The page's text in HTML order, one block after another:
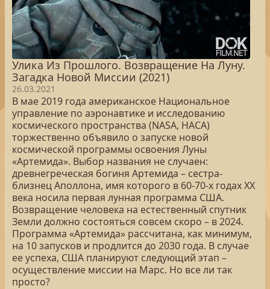
Улика Из Прошлого. Возвращение На Луну.
Загадка Новой Миссии (2021)
26.03.2021
В мае 2019 года американское Национальное
управление по аэронавтике и исследованию
космического пространства (NASA, НАСА)
торжественно объявило о запуске новой
космической программы освоения Луны
«Артемида». Выбор названия не случаен:
древнегреческая богиня Артемида – сестра-
близнец Аполлона, имя которого в 60-70-х годах ХХ
века носила первая лунная программа США.
Возвращение человека на естественный спутник
Земли должно состояться совсем скоро – в 2024.
Программа «Артемида» рассчитана, как минимум,
на 10 запусков и продлится до 2030 года. В случае
ее успеха, США планируют следующий этап –
осуществление миссии на Марс. Но все ли так
просто?